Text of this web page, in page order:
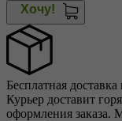
Хочу!
Бесплатная
Курьер доставит
оформления заказа.